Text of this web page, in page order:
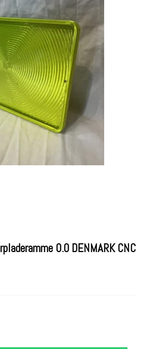
0.0 DENMARK CNC